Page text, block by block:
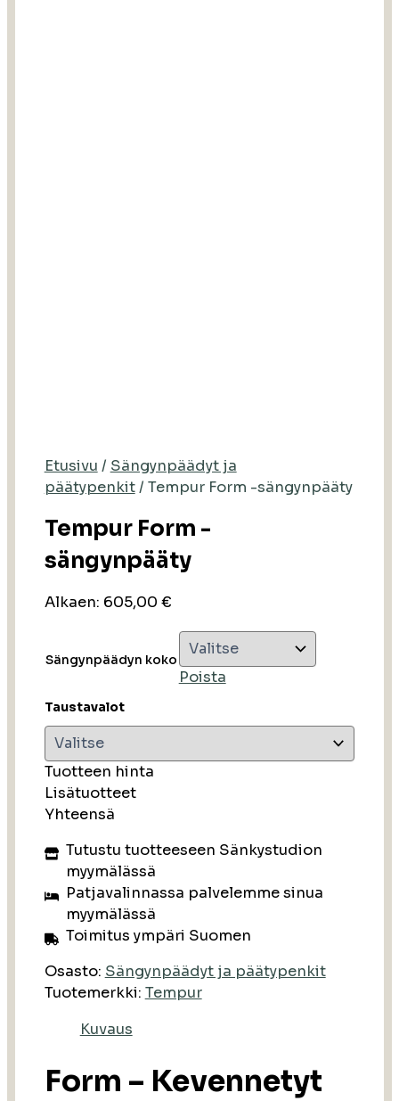
Etusivu / Sängynpäädyt ja
päätypenkit/ Tempur Form -sängynpääty
Tempur Form -
sängynpääty
Alkaen: 605,00 €
Sängynpäädyn koko
Poista
Taustavalot
Tuotteen hinta
Lisätuotteet
Yhteensä
Tutustu tuotteeseen Sänkystudion
myymälässä
Patjavalinnassa palvelemme sinua
myymälässä
Toimitus ympäri Suomen
Osasto: Sängynpäädyt ja päätypenkit
Tuotemerkki: Tempur
Kuvaus
Form – Kevennetyt